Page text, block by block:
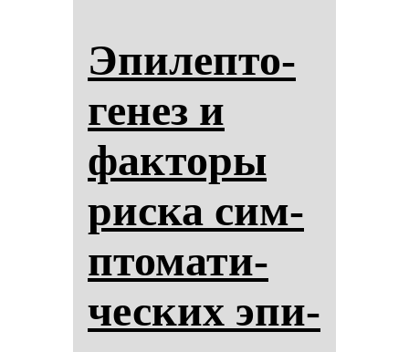
Эпи­леп­то­
ге­нез и
фак­то­ры
рис­ка сим­
пто­ма­ти­
чес­ких эпи­